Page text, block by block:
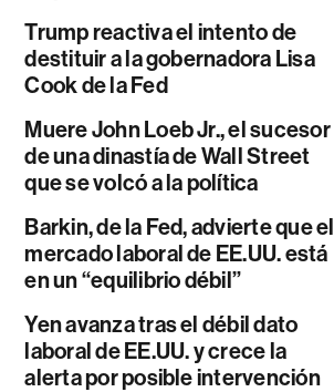
Trump reactiva el intento de
destituir a la gobernadora Lisa
Cook de la Fed
Muere John Loeb Jr., el sucesor
de una dinastía de Wall Street
que se volcó a la política
Barkin, de la Fed, advierte que el
mercado laboral de EE.UU. está
en un “equilibrio débil”
Yen avanza tras el débil dato
laboral de EE.UU. y crece la
alerta por posible intervención